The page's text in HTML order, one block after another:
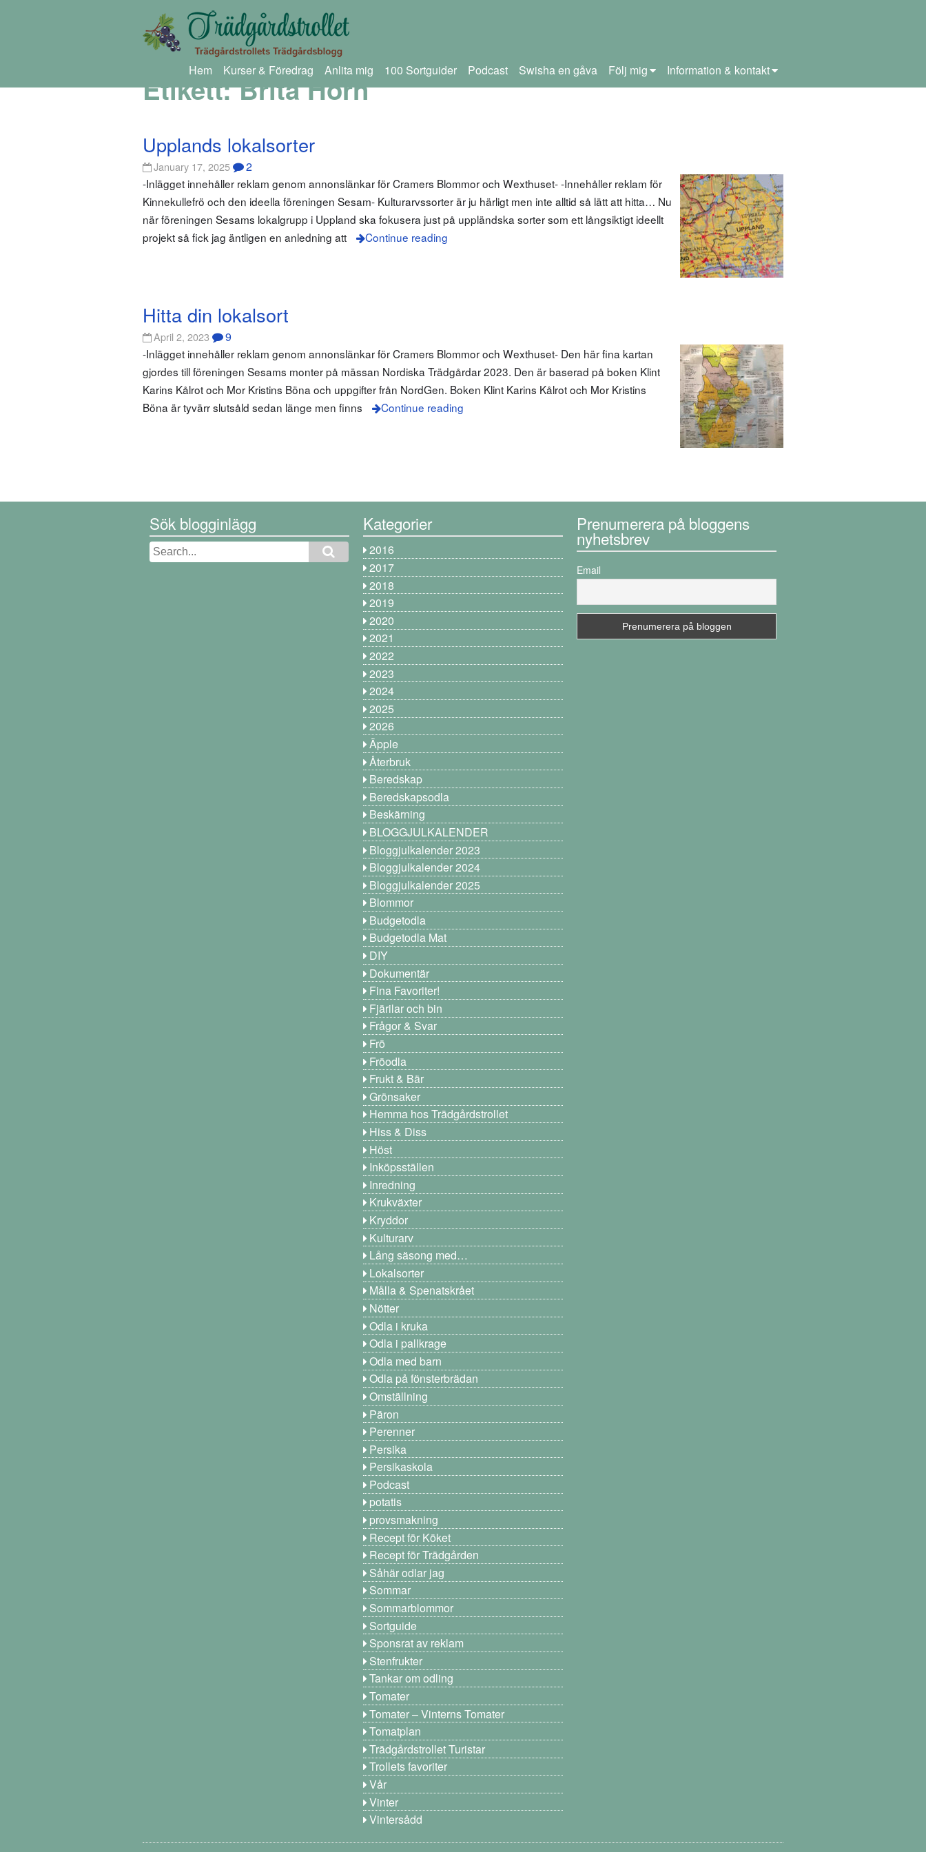
Hem Kurser & Föredrag Anlita mig 100 Sortguider Podcast Swisha en gåva Följ mig Information & kontakt
Etikett:Brita Horn
Upplands lokalsorter
January 17, 2025 2
-Inlägget innehåller reklam genom annonslänkar för Cramers Blommor och Wexthuset- -Innehåller reklam för
Kinnekullefrö och den ideella föreningen Sesam- Kulturarvssorter är ju härligt men inte alltid så lätt att hitta… Nu
när föreningen Sesams lokalgrupp i Uppland ska fokusera just på uppländska sorter som ett långsiktigt ideellt
projekt så fick jag äntligen en anledning att
Continue reading
Hitta din lokalsort
April 2, 2023 9
-Inlägget innehåller reklam genom annonslänkar för Cramers Blommor och Wexthuset- Den här fina kartan
gjordes till föreningen Sesams monter på mässan Nordiska Trädgårdar 2023. Den är baserad på boken Klint
Karins Kålrot och Mor Kristins Böna och uppgifter från NordGen. Boken Klint Karins Kålrot och Mor Kristins
Böna är tyvärr slutsåld sedan länge men finns
Continue reading
Sök blogginlägg Kategorier
2016
2017
2018
2019
2020
2021
2022
2023
2024
2025
2026
Äpple
Återbruk
Beredskap
Beredskapsodla
Beskärning
BLOGGJULKALENDER
Bloggjulkalender 2023
Bloggjulkalender 2024
Bloggjulkalender 2025
Blommor
Budgetodla
Budgetodla Mat
DIY
Dokumentär
Fina Favoriter!
Fjärilar och bin
Frågor & Svar
Frö
Fröodla
Frukt & Bär
Grönsaker
Hemma hos Trädgårdstrollet
Hiss & Diss
Höst
Inköpsställen
Inredning
Krukväxter
Kryddor
Kulturarv
Lång säsong med…
Lokalsorter
Målla & Spenatskrået
Nötter
Odla i kruka
Odla i pallkrage
Odla med barn
Odla på fönsterbrädan
Omställning
Päron
Perenner
Persika
Persikaskola
Podcast
potatis
provsmakning
Recept för Köket
Recept för Trädgården
Såhär odlar jag
Sommar
Sommarblommor
Sortguide
Sponsrat av reklam
Stenfrukter
Tankar om odling
Tomater
Tomater – Vinterns Tomater
Tomatplan
Trädgårdstrollet Turistar
Trollets favoriter
Vår
Vinter
Vintersådd
Prenumerera på bloggens
nyhetsbrev
Email